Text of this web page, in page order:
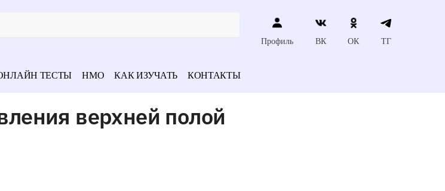
Профиль ВК ОК ТГ
ТЕСТЫ НМО КАК ИЗУЧАТЬ КОНТАКТЫ
верхней полой